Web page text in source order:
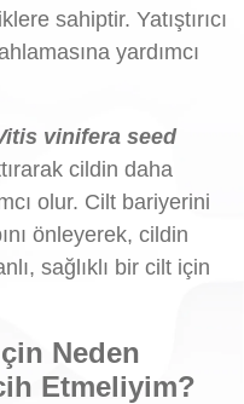
sahiptir. Yatıştırıcı
yardımcı
vinifera seed
cildin daha
olur. Cilt bariyerini
önleyerek, cildin
sağlıklı bir cilt için
Neden
Etmeliyim?